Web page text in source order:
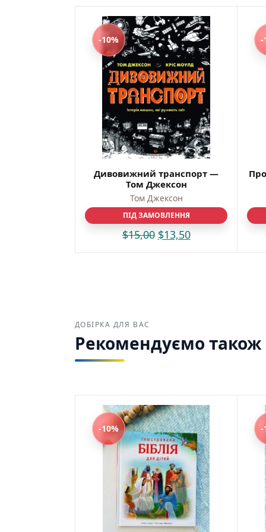
та
-10%
Дивовижний транспорт —
Том Джексон
Том Джексон
ПІД ЗАМОВЛЕННЯ
$15,00 $13,50
-
ДОБІРКА ДЛЯ ВАС
Рекомендуємо також
-10% -